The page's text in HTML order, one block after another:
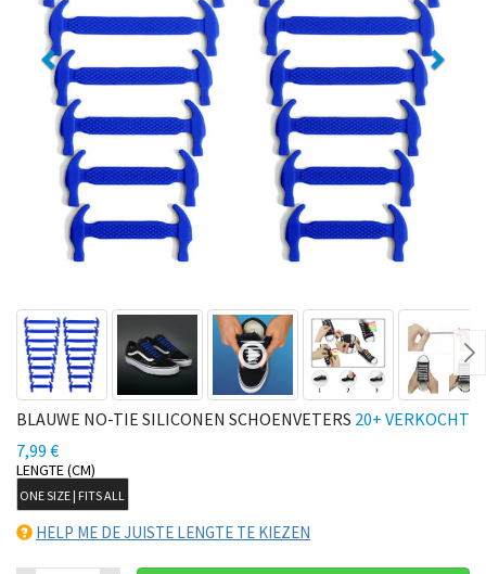
20+ VERKOCHT
BLAUWE NO-TIE SILICONEN SCHOENVETERS
7,99 €
LENGTE (CM)
ONE SIZE | FITS ALL
HELP ME DE JUISTE LENGTE TE KIEZEN